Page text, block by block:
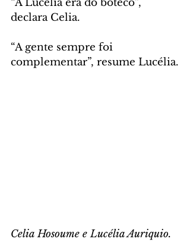
“A Lucélia era do boteco”,
declara Celia.
“A gente sempre foi
complementar”, resume Lucélia.
Celia Hosoume e Lucélia Auriquio.